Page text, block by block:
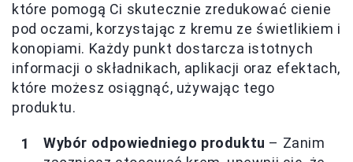
które pomogą Ci skutecznie zredukować cienie
pod oczami, korzystając z kremu ze świetlikiem i
konopiami. Każdy punkt dostarcza istotnych
informacji o składnikach, aplikacji oraz efektach,
które możesz osiągnąć, używając tego
produktu.
Wybór odpowiedniego produktu – Zanim